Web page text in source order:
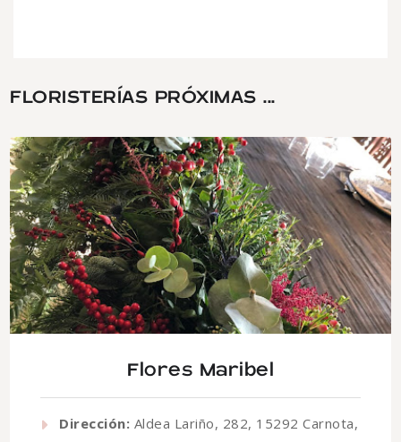
FLORISTERÍAS PRÓXIMAS ...
Flores Maribel
Dirección: Aldea Lariño, 282, 15292 Carnota,